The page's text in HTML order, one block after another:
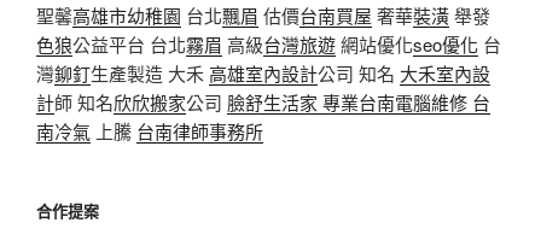
聖馨高雄市幼稚園 台北飄眉 估價台南買屋 奢華裝潢舉發
色狼公益平台 台北霧眉 高級台灣旅遊網站優化seo優化 台
灣鉚釘生產製造 大禾高雄室內設計公司 知名 大禾室內設
計師 知名欣欣搬家公司 臉舒生活家 專業台南電腦維修 台
南冷氣 上騰 台南律師事務所
合作提案